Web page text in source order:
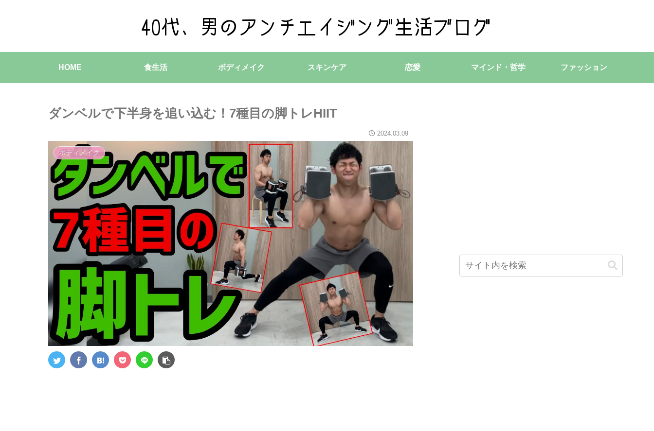
HOME 食生活 ボディメイク スキンケア 恋愛 マインド・哲学 ファッション
ダンベルで下半身を追い込む！7種目の脚トレHIIT
2024.03.09
ボディメイク